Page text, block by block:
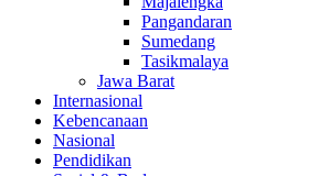
Pangandaran
Sumedang
Tasikmalaya
Jawa Barat
Internasional
Kebencanaan
Nasional
Pendidikan